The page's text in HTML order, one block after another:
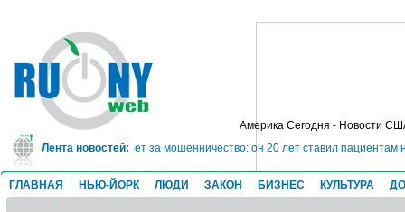
Америка Сегодня - Новости
Лента новостей:
в тюрьму на 10 лет за мошенничество: он 20 лет ставил пациентам
ГЛАВНАЯ НЬЮ-ЙОРК ЛЮДИ ЗАКОН БИЗНЕС КУЛЬТУРА